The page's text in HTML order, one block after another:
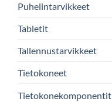
Puhelintarvikkeet
Tabletit
Tallennustarvikkeet
Tietokoneet
Tietokonekomponentit